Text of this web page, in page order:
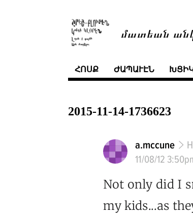
մատեան
ՀՈՍՔ ԺԱՊԱՒԷՆ
2015-11-14-1736623